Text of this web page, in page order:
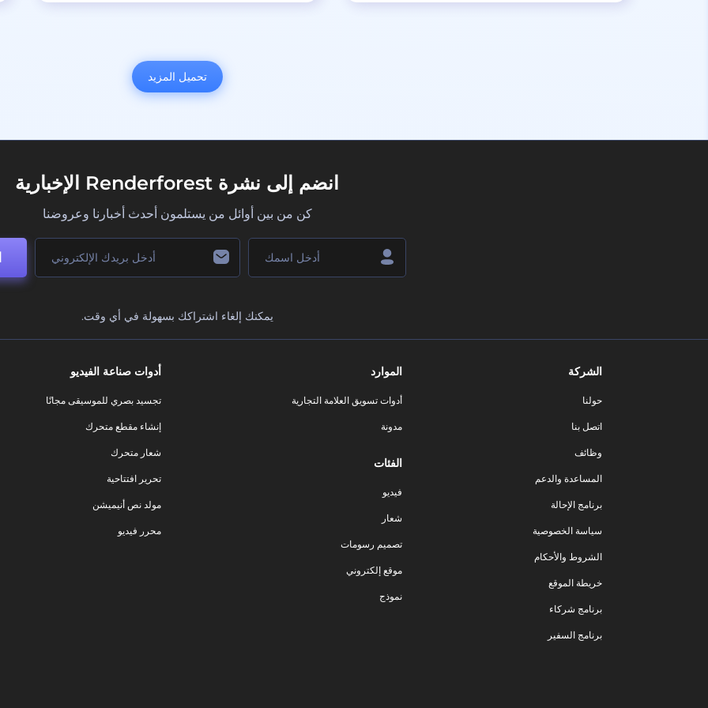
تحميل المزيد
انضم إلى نشرة Renderforest الإخبارية
كن من بين أوائل من يستلمون أحدث أخبارنا وعروضنا
يمكنك إلغاء اشتراكك بسهولة في أي وقت.
الشركة
حولنا
اتصل بنا
وظائف
المساعدة والدعم
برنامج الإحالة
سياسة الخصوصية
الشروط والأحكام
خريطة الموقع
برنامج شركاء
برنامج السفير
الموارد
أدوات تسويق العلامة التجارية
مدونة
الفئات
فيديو
شعار
تصميم رسومات
موقع إلكتروني
نموذج
أدوات صناعة الفيديو
تجسيد بصري للموسيقى مجانًا
إنشاء مقطع متحرك
شعار متحرك
تحرير افتتاحية
مولد نص أنيميشن
محرر فيديو